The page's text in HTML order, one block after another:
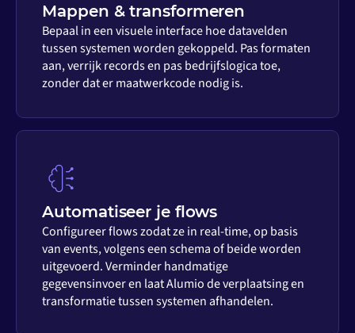
Mappen & transformeren
Bepaal in een visuele interface hoe datavelden
tussen systemen worden gekoppeld. Pas formaten
aan, verrijk records en pas bedrijfslogica toe,
zonder dat er maatwerkcode nodig is.
Automatiseer je flows
Configureer flows zodat ze in real-time, op basis
van events, volgens een schema of beide worden
uitgevoerd. Verminder handmatige
gegevensinvoer en laat Alumio de verplaatsing en
transformatie tussen systemen afhandelen.